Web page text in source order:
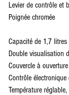
Levier de contrôle et
Poignée chromée
Capacité de 1,7
Double visualisation
Couvercle à
Contrôle électronique
Température